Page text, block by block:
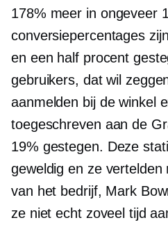
178% meer in ongeveer
conversiepercentages
en een half procent
gebruikers, dat wil
aanmelden bij de winkel
toegeschreven aan de
19% gestegen. Deze
geweldig en ze
van het bedrijf, Mark
ze niet echt zoveel tijd